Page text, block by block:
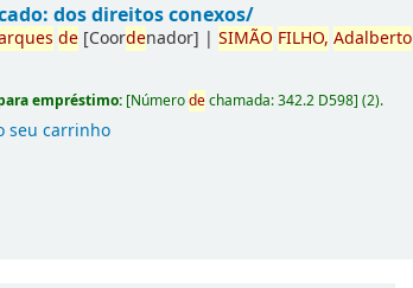
dos direitos conexos/
de [Coordenador] |SIMÃO FILHO, Adalberto
empréstimo: [Númerodechamada:342.2 D598](2).
seu carrinho